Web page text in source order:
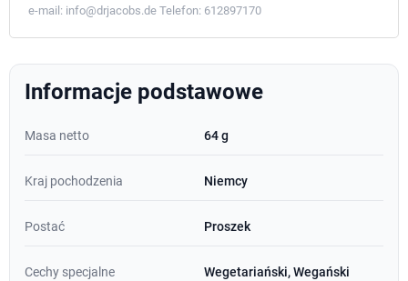
e-mail: info@drjacobs.de Telefon: 612897170
Informacje podstawowe
Masa netto 64 g
Kraj pochodzenia Niemcy
Postać Proszek
Cechy specjalne Wegetariański, Wegański